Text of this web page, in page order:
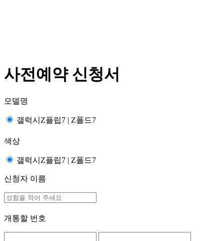
사전예약 신청서
모델명
갤럭시Z플립7 | Z폴드7
색상
갤럭시Z플립7 | Z폴드7
신청자 이름
개통할 번호